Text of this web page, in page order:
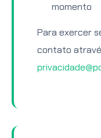
momento
Para exercer
contato